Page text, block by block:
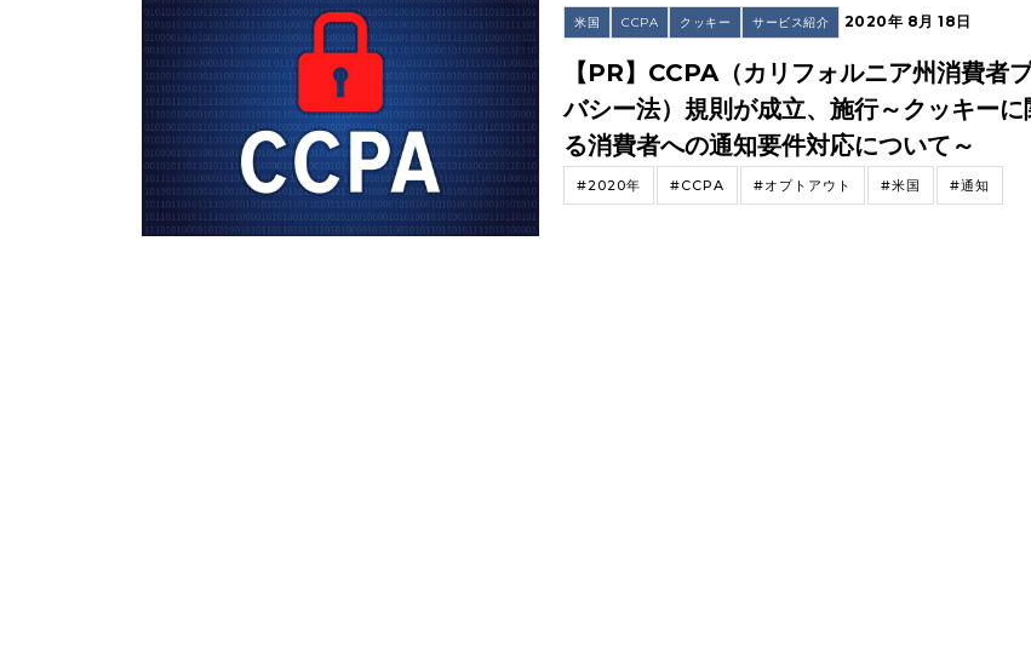
米国 CCPA クッキー サービス紹介 2020年 8月 18日
【PR】CCPA（カリフォルニア州消費者
バシー法）規則が成立、施行～クッキーに
る消費者への通知要件対応について～
#2020年 #CCPA #オプトアウト #米国 #通知